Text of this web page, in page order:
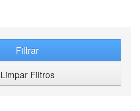
Filtrar
Limpar Filtros